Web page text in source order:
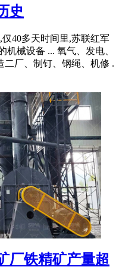
史
仅40多天时间里,苏联红军
机械设备 ... 氧气、发电、
厂、制钉、钢绳、机修 .
厂铁精矿产量超